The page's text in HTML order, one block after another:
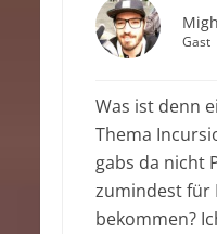
Gast
Was ist denn
Thema
gabs da nicht
zumindest für
bekommen?